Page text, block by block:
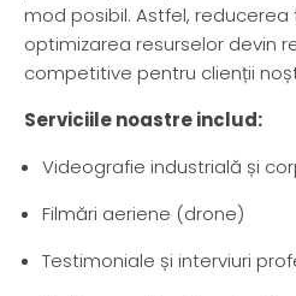
mod posibil. Astfel,
optimizarea resurselor devin
competitive pentru clienții
Serviciile noastre includ:
Videografie industrială și
Filmări aeriene (drone)
Testimoniale și interviuri